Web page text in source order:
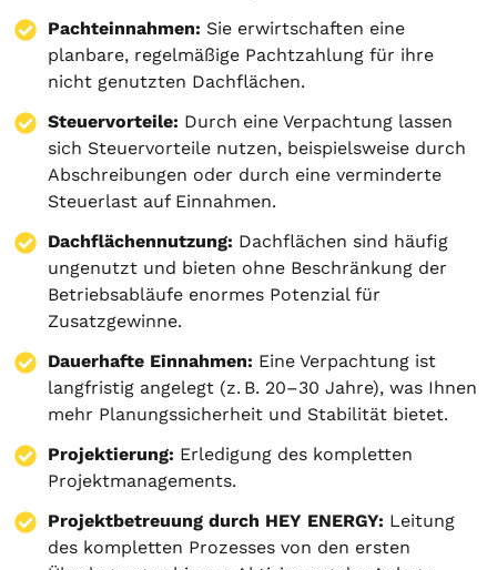
Pachteinnahmen: Sie erwirtschaften eine
planbare, regelmäßige Pachtzahlung für ihre
nicht genutzten Dachflächen.
Steuervorteile: Durch eine Verpachtung lassen
sich Steuervorteile nutzen, beispielsweise durch
Abschreibungen oder durch eine verminderte
Steuerlast auf Einnahmen.
Dachflächennutzung: Dachflächen sind häufig
ungenutzt und bieten ohne Beschränkung der
Betriebsabläufe enormes Potenzial für
Zusatzgewinne.
Dauerhafte Einnahmen: Eine Verpachtung ist
langfristig angelegt (z. B. 20–30 Jahre), was Ihnen
mehr Planungssicherheit und Stabilität bietet.
Projektierung: Erledigung des kompletten
Projektmanagements.
Projektbetreuung durch HEY ENERGY: Leitung
des kompletten Prozesses von den ersten